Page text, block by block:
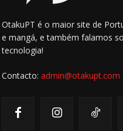
OtakuPT é o maior site de
e mangá, e também falamos
tecnologia!
Contacto: admin@otakupt.com